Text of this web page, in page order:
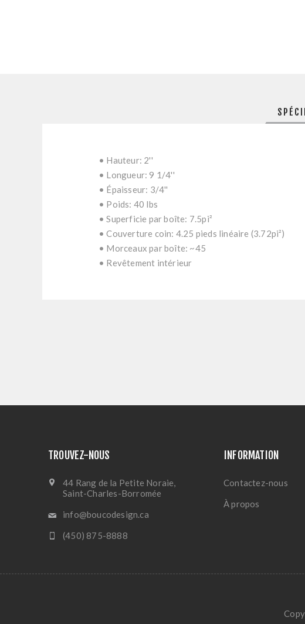
• Hauteur: 2''
• Longueur: 9 1/4''
• Épaisseur: 3/4''
• Poids: 40 lbs
• Superficie par boîte: 7.5pi²
• Couverture coin: 4.25 pieds linéaire (3.72pi²)
• Morceaux par boîte: ~45
• Revêtement intérieur
TROUVEZ-NOUS
44 Rang de la Petite Noraie,
Saint-Charles-Borromée
info@boucodesign.ca
(450) 875-8888
INFORMATION
Contactez-nous
À propos